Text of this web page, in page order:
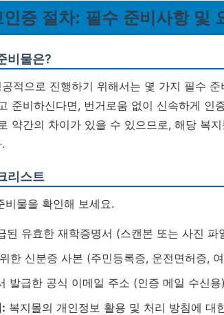
증 절차: 필수 준비사항 및
비물은?
적으로 진행하기 위해서는 몇 가지 필수
준비하신다면, 번거로움 없이 신속하게 인
약간의 차이가 있을 수 있으므로, 해당 복
리스트
비물을 확인해 보세요.
된 유효한 재학증명서 (스캔본 또는 사진 파
한 신분증 사본 (주민등록증, 운전면허증,
발급한 공식 이메일 주소 (인증 메일 수신용)
복지몰의 개인정보 활용 및 처리 방침에 대